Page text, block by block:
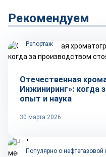
Рекомендуем
Репортаж
Отечественная
Инжиниринг»: когда
опыт и наука
30 марта 2026
Популярно о